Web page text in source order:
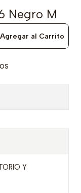
Negro M
Agregar al Carrito
Y